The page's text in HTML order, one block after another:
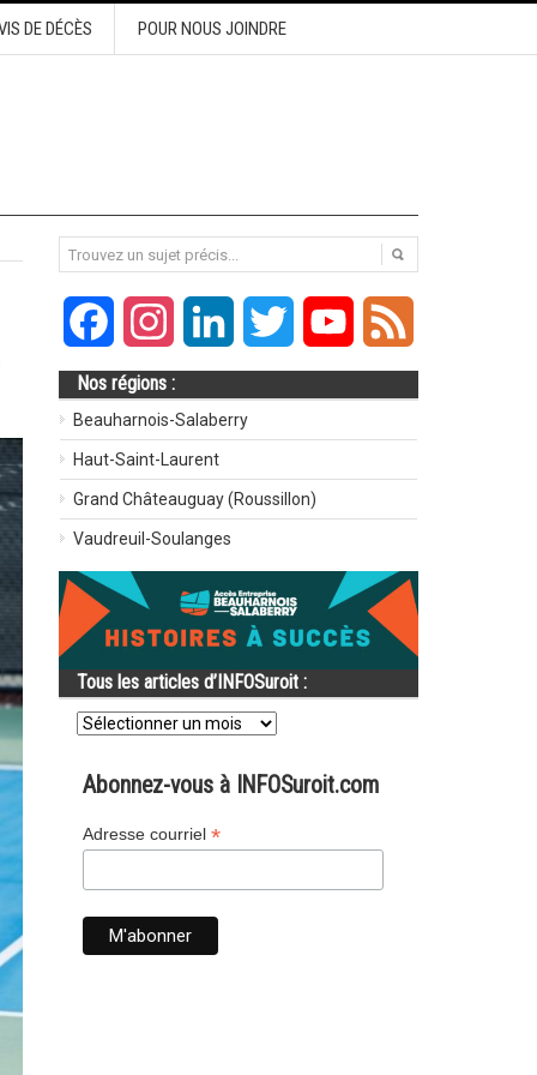
DE DÉCÈS POUR NOUS JOINDRE
FacebookInstagramLinkedIn Twitter YouTube
Nos régions :
Beauharnois-Salaberry
Haut-Saint-Laurent
Grand Châteauguay (Roussillon)
Vaudreuil-Soulanges
Tous les articles d’INFOSuroit :
Tous
les
d’INFOSuroit
Abonnez-vous à INFOSuroit.com
Adresse courriel *